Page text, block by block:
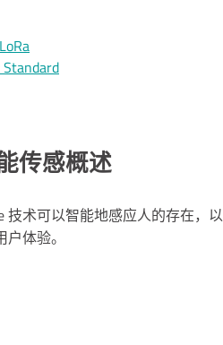
oRa
传感概述
技术可以智能地感应人的存在，以
体验。